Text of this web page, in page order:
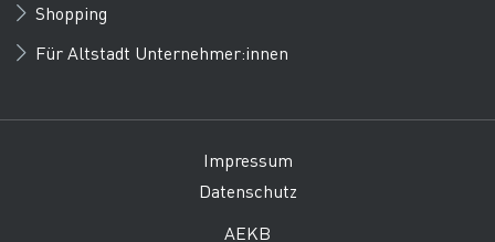
Shopping
Für Altstadt Unternehmer:innen
Impressum
Datenschutz
AEKB